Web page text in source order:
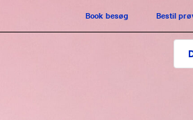
Book besøg Bestil